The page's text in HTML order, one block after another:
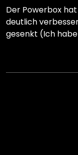
Der Powerbox
deutlich
gesenkt (Ich